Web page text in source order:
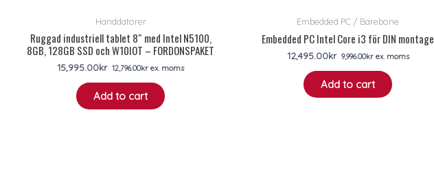
Handdatorer
Ruggad industriell tablet 8″ med Intel N5100,
8GB, 128GB SSD och W10IOT – FORDONSPAKET
15,995.00kr 12,796.00kr ex. moms
Add to cart
Embedded PC / Barebone
Embedded PC Intel Core i3 för DIN montage
12,495.00kr 9,996.00krex. moms
Add to cart